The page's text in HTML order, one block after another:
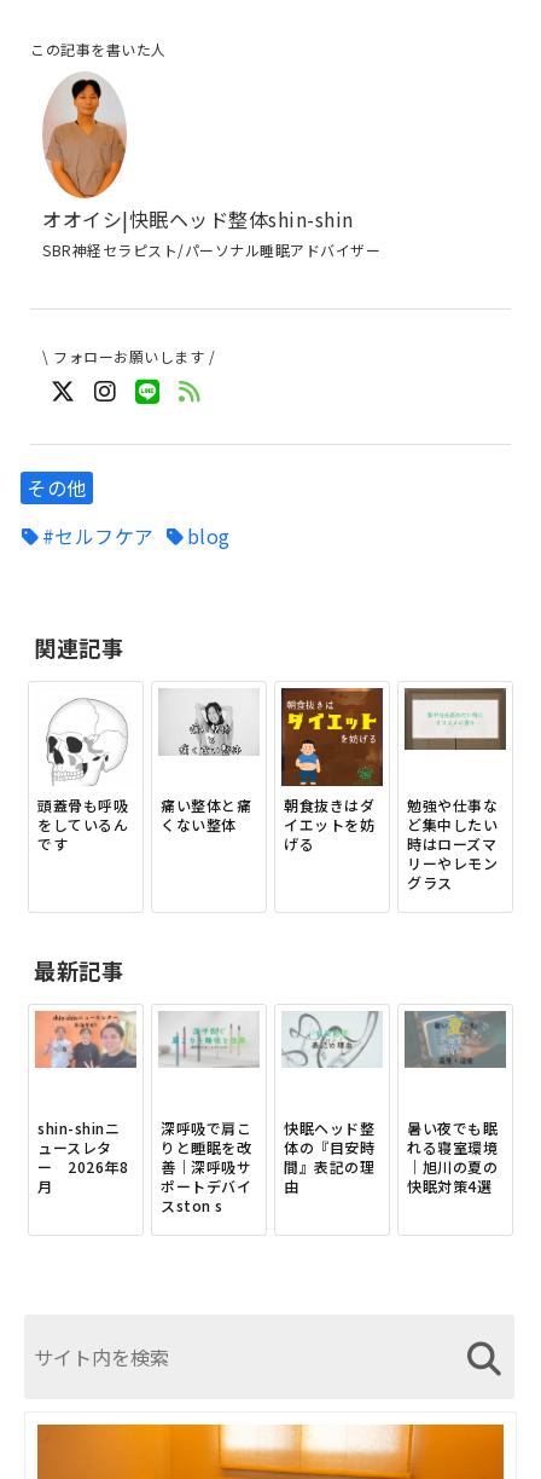
この記事を書いた人
オオイシ|快眠ヘッド整体shin-shin
SBR神経セラピスト/パーソナル睡眠アドバイザー
\ フォローお願いします /
その他
#セルフケア
blog
関連記事
頭蓋骨も呼吸
をしているん
です
痛い整体と痛
くない整体
朝食抜きはダ
イエットを妨
げる
勉強や仕事な
ど集中したい
時はローズマ
リーやレモン
グラス
最新記事
shin-shinニ
ュースレタ
ー 2026年8
月
深呼吸で肩こ
りと睡眠を改
善｜深呼吸サ
ポートデバイ
スston s
快眠ヘッド整
体の『目安時
間』表記の理
由
暑い夜でも眠
れる寝室環境
｜旭川の夏の
快眠対策4選